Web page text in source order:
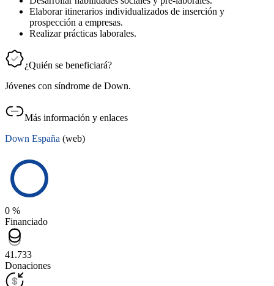
Elaborar itinerarios individualizados de inserción y
prospección a empresas.
Realizar prácticas laborales.
¿Quién se beneficiará?
Jóvenes con síndrome de Down.
Más información y enlaces
Down España (web)
0 %
Financiado
41.733
Donaciones